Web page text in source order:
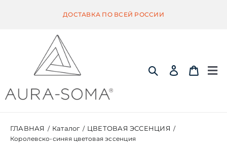
ДОСТАВКА ПО ВСЕЙ РОССИИ
ГЛАВНАЯ / Каталог / ЦВЕТОВАЯ ЭССЕНЦИЯ /
Королевско-синяя цветовая эссенция